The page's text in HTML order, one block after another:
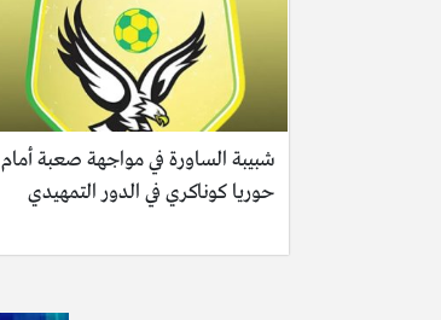
شبيبة الساورة في مواجهة صعبة أمام
حوريا كوناكري في الدور التمهيدي